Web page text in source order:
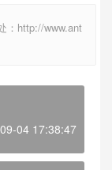
：http://www.ant
04 17:38:47